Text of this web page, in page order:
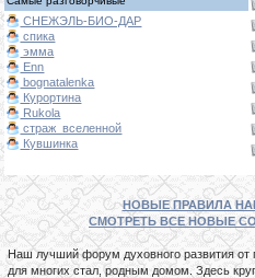
СНЕЖЭЛЬ-БИО-ДАР
спика
эмма
Enn
bognatalenka
Курортина
Rukola
страж_вселенной
Кувшинка
НОВЫЕ ПРАВИЛА
СМОТРЕТЬ ВСЕ НОВЫЕ
Наш лучший форум духовного развития
для многих стал, родным домом. Здесь